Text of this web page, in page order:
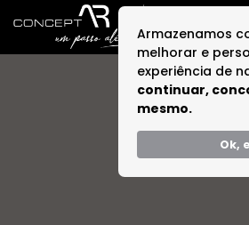
Armazenamos
melhorar e
experiência de
continuar,
mesmo.
Ok,